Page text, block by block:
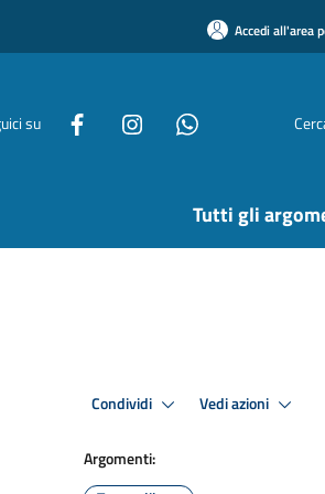
Accedi all'area
su
Tutti gli
Condividi Vedi azioni
Argomenti: